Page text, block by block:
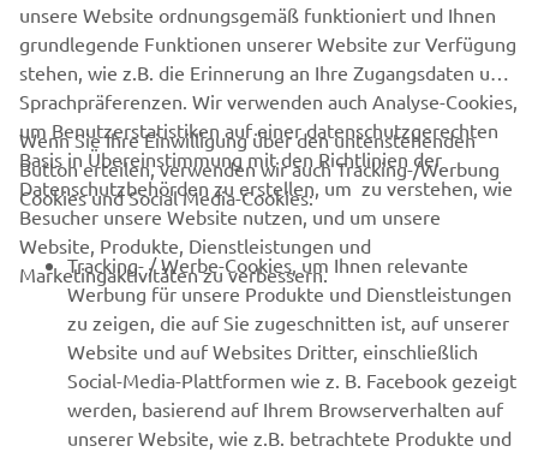
MEHR VON YAMAHA
SUPPORT
NEWSLETTER
Erfahre als Erster von den neuesten Angeboten,
Sonderveranstaltungen, Neuerscheinungen und vielem mehr.
ABONNIEREN
Lesen Sie unsere Datenschutzrichtlinie, um zu erfahren, wie wir
unsere Website ordnungsgemäß funktioniert und Ihnen
grundlegende Funktionen unserer Website zur Verfügung
stehen, wie z.B. die Erinnerung an Ihre Zugangsdaten und
Sprachpräferenzen. Wir verwenden auch Analyse-Cookies,
um Benutzerstatistiken auf einer datenschutzgerechten
Basis in Übereinstimmung mit den Richtlinien der
Datenschutzbehörden zu erstellen, um zu verstehen, wie
Besucher unsere Website nutzen, und um unsere
Website, Produkte, Dienstleistungen und
Marketingaktivitäten zu verbessern.
Wenn Sie Ihre Einwilligung über den untenstehenden
Button erteilen, verwenden wir auch Tracking-/Werbung
Cookies und Social Media-Cookies:
Tracking- / Werbe-Cookies, um Ihnen relevante
Werbung für unsere Produkte und Dienstleistungen
zu zeigen, die auf Sie zugeschnitten ist, auf unserer
Website und auf Websites Dritter, einschließlich
Social-Media-Plattformen wie z. B. Facebook gezeigt
werden, basierend auf Ihrem Browserverhalten auf
unserer Website, wie z.B. betrachtete Produkte und